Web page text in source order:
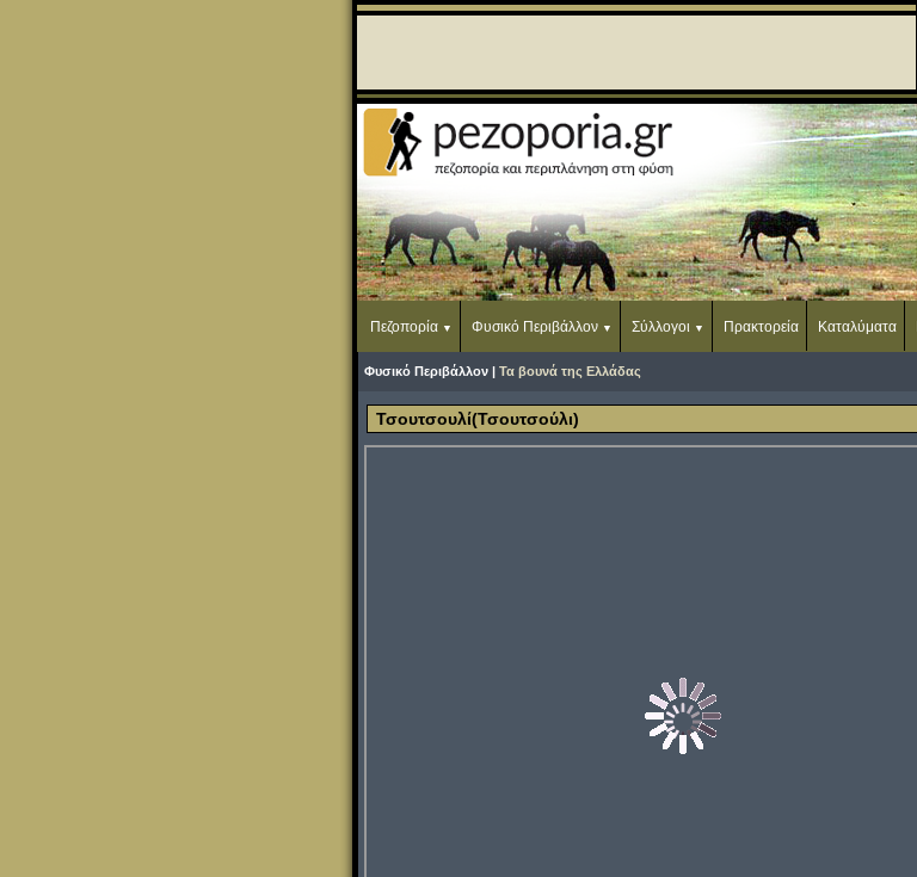
Πεζοπορία Φυσικό Περιβάλλον Σύλλογοι Πρακτορεία Καταλύματα
Φυσικό Περιβάλλον | Τα βουνά της Ελλάδας
Τσουτσουλί(Τσουτσούλι)